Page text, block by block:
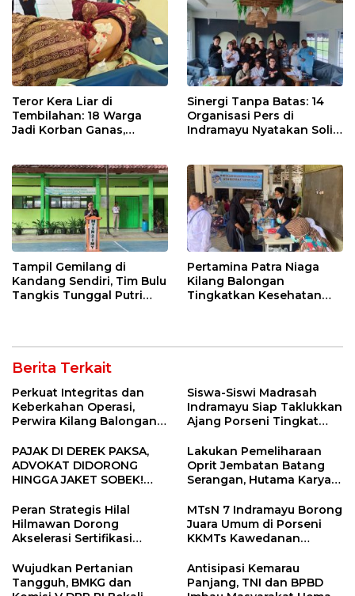
Teror Kera Liar di
Tembilahan: 18 Warga
Jadi Korban Ganas,
Sinergi Tanpa Batas: 14
Organisasi Pers di
Indramayu Nyatakan Solid
Tampil Gemilang di
Kandang Sendiri, Tim Bulu
Tangkis Tunggal Putri
Pertamina Patra Niaga
Kilang Balongan
Tingkatkan Kesehatan
Perawatan Gigi
Berita Terkait
Perkuat Integritas dan
Keberkahan Operasi,
Perwira Kilang Balongan
Siswa-Siswi Madrasah
Indramayu Siap Taklukkan
Ajang Porseni Tingkat
PAJAK DI DEREK PAKSA,
ADVOKAT DIDORONG
HINGGA JAKET SOBEK!
Ngamuk Kepung Polresta
Pekanbaru!
Lakukan Pemeliharaan
Oprit Jembatan Batang
Serangan, Hutama Karya
55 Tol Binjai–Langsa
Peran Strategis Hilal
Hilmawan Dorong
Akselerasi Sertifikasi
Entaskan Kemiskinan di
Indramayu
MTsN 7 Indramayu Borong
Juara Umum di Porseni
KKMTs Kawedanan
Wujudkan Pertanian
Tangguh, BMKG dan
Antisipasi Kemarau
Panjang, TNI dan BPBD